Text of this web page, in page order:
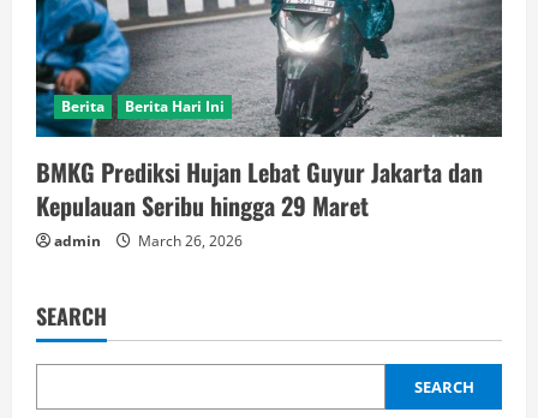
Berita Berita Hari Ini
BMKG Prediksi Hujan Lebat Guyur Jakarta dan
Kepulauan Seribu hingga 29 Maret
admin March 26, 2026
SEARCH
SEARCH